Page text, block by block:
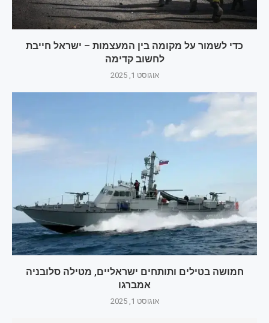
כדי לשמור על מקומה בין המעצמות – ישראל חייבת
לחשוב קדימה
אוגוסט 1, 2025
חמושה בטילים ותותחים ישראליים, מטילה סלובניה
אמברגו
אוגוסט 1, 2025